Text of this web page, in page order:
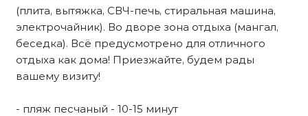
(плита, вытяжка, СВЧ-печь, стиральная машина,
электрочайник). Во дворе зона отдыха (мангал,
беседка). Всё предусмотрено для отличного
отдыха как дома! Приезжайте, будем рады
вашему визиту!
- пляж песчаный - 10-15 минут